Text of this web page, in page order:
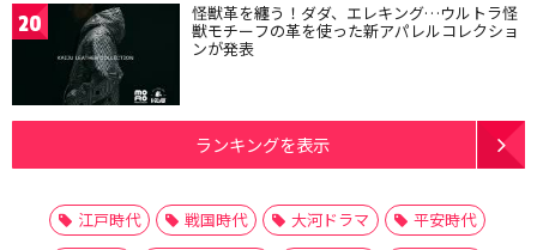
20 怪獣革を纏う！ダダ、エレキング…ウルトラ怪
獣モチーフの革を使った新アパレルコレクショ
ンが発表
ランキングを表示
江戸時代 戦国時代 大河ドラマ
平安時代